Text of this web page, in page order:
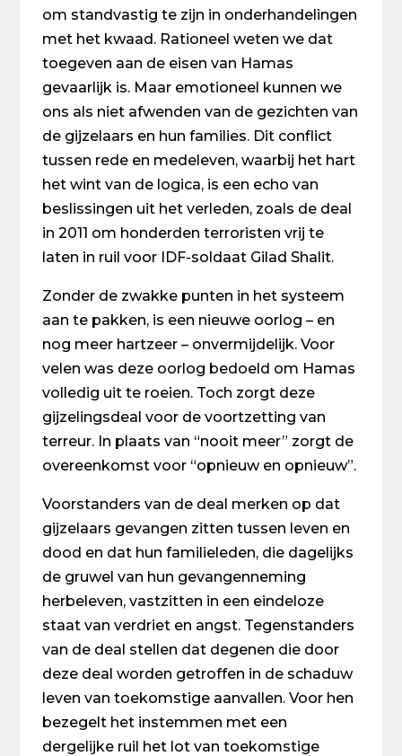
om standvastig te zijn in onderhandelingen
met het kwaad. Rationeel weten we dat
toegeven aan de eisen van Hamas
gevaarlijk is. Maar emotioneel kunnen we
ons als niet afwenden van de gezichten van
de gijzelaars en hun families. Dit conflict
tussen rede en medeleven, waarbij het hart
het wint van de logica, is een echo van
beslissingen uit het verleden, zoals de deal
in 2011 om honderden terroristen vrij te
laten in ruil voor IDF-soldaat Gilad Shalit.
Zonder de zwakke punten in het systeem
aan te pakken, is een nieuwe oorlog – en
nog meer hartzeer – onvermijdelijk. Voor
velen was deze oorlog bedoeld om Hamas
volledig uit te roeien. Toch zorgt deze
gijzelingsdeal voor de voortzetting van
terreur. In plaats van “nooit meer” zorgt de
overeenkomst voor “opnieuw en opnieuw”.
Voorstanders van de deal merken op dat
gijzelaars gevangen zitten tussen leven en
dood en dat hun familieleden, die dagelijks
de gruwel van hun gevangenneming
herbeleven, vastzitten in een eindeloze
staat van verdriet en angst. Tegenstanders
van de deal stellen dat degenen die door
deze deal worden getroffen in de schaduw
leven van toekomstige aanvallen. Voor hen
bezegelt het instemmen met een
dergelijke ruil het lot van toekomstige